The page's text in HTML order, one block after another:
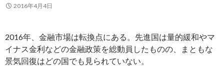
2016年4月4日
2016年、金融市場は転換点にある。先進国は量的緩和やマ
イナス金利などの金融政策を総動員したものの、まともな
景気回復はどの国でも見られていない。